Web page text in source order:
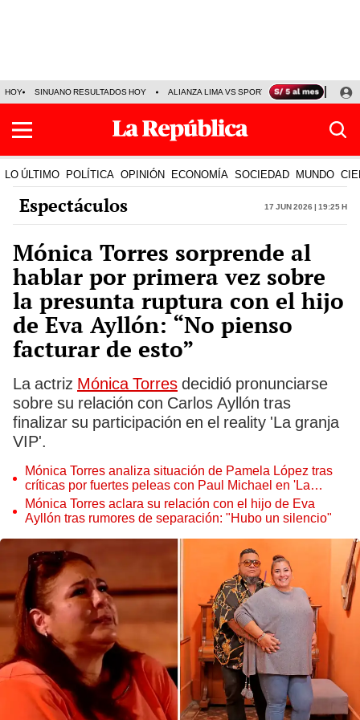
HOY SINUANO RESULTADOS HOY ALIANZA LIMA VS SPORT BOYS JORGE
LO ÚLTIMO POLÍTICA OPINIÓN ECONOMÍA SOCIEDAD MUNDO
Espectáculos 17 Jun 2026 | 19:25 h
Mónica Torres sorprende al
hablar por primera vez sobre
la presunta ruptura con el hijo
de Eva Ayllón: “No pienso
facturar de esto”
La actriz Mónica Torres decidió pronunciarse
sobre su relación con Carlos Ayllón tras
finalizar su participación en el reality 'La granja
VIP'.
Mónica Torres analiza situación de Pamela López tras
críticas por fuertes peleas con Paul Michael en 'La
Granja VIP Perú': "Necesita sanar"
Mónica Torres aclara su relación con el hijo de Eva
Ayllón tras rumores de separación: "Hubo un silencio"